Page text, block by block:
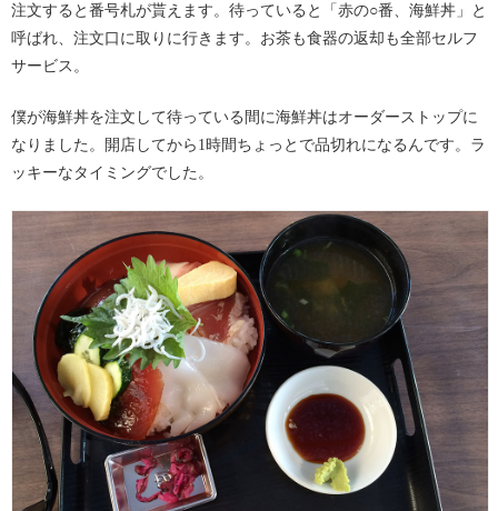
注文すると番号札が貰えます。待っていると「赤の○番、海鮮丼」と
呼ばれ、注文口に取りに行きます。お茶も食器の返却も全部セルフ
サービス。
僕が海鮮丼を注文して待っている間に海鮮丼はオーダーストップに
なりました。開店してから1時間ちょっとで品切れになるんです。ラ
ッキーなタイミングでした。